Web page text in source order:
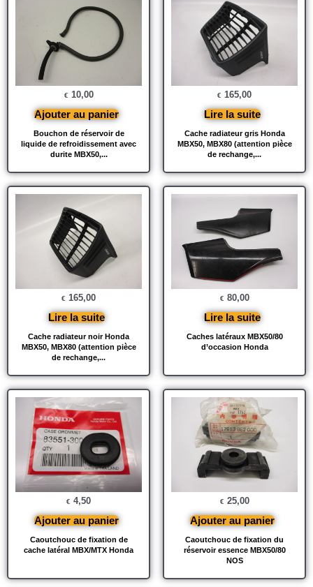
Bouchon de réservoir de
liquide de refroidissement avec
durite MBX50,...
€ 10,00
Ajouter au panier
Cache radiateur gris Honda
MBX50, MBX80 (attention pièce
de rechange,...
€ 165,00
Lire la suite
Cache radiateur noir Honda
MBX50, MBX80 (attention pièce
de rechange,...
€ 165,00
Lire la suite
Caches latéraux MBX50/80
d’occasion Honda
€ 80,00
Lire la suite
Caoutchouc de fixation de
cache latéral MBX/MTX Honda
€ 4,50
Ajouter au panier
Caoutchouc de fixation du
réservoir essence MBX50/80
NOS
€ 25,00
Ajouter au panier